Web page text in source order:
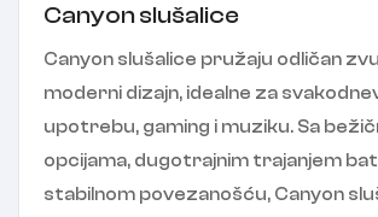
Canyon slušalice
Canyon slušalice pružaju odličan
moderni dizajn, idealne za
upotrebu, gaming i muziku. Sa
opcijama, dugotrajnim trajanjem
stabilnom povezanošću, Canyon